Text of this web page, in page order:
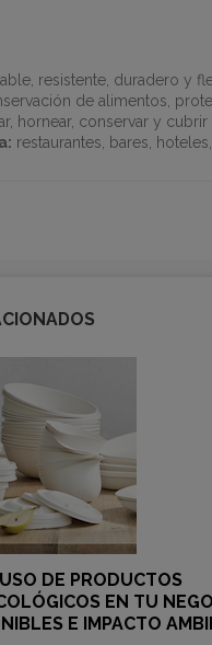
resistente, duradero y
de alimentos,
hornear, conservar y
restaurantes, bares,
DE PRODUCTOS
EN TU
E IMPACTO